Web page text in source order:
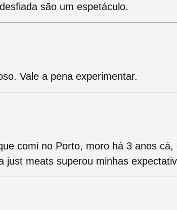
são um espetáculo.
Vale a pena experimentar.
comi no Porto, moro há 3 anos
just meats superou minhas